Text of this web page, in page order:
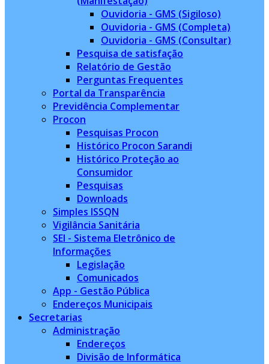
Ouvidoria - GMS (Sigiloso)
Ouvidoria - GMS (Completa)
Ouvidoria - GMS (Consultar)
Pesquisa de satisfação
Relatório de Gestão
Perguntas Frequentes
Portal da Transparência
Previdência Complementar
Procon
Pesquisas Procon
Histórico Procon Sarandi
Histórico Proteção ao
Consumidor
Pesquisas
Downloads
Simples ISSQN
Vigilância Sanitária
SEI - Sistema Eletrônico de
Informações
Legislação
Comunicados
App - Gestão Pública
Endereços Municipais
Secretarias
Administração
Endereços
Divisão de Informática